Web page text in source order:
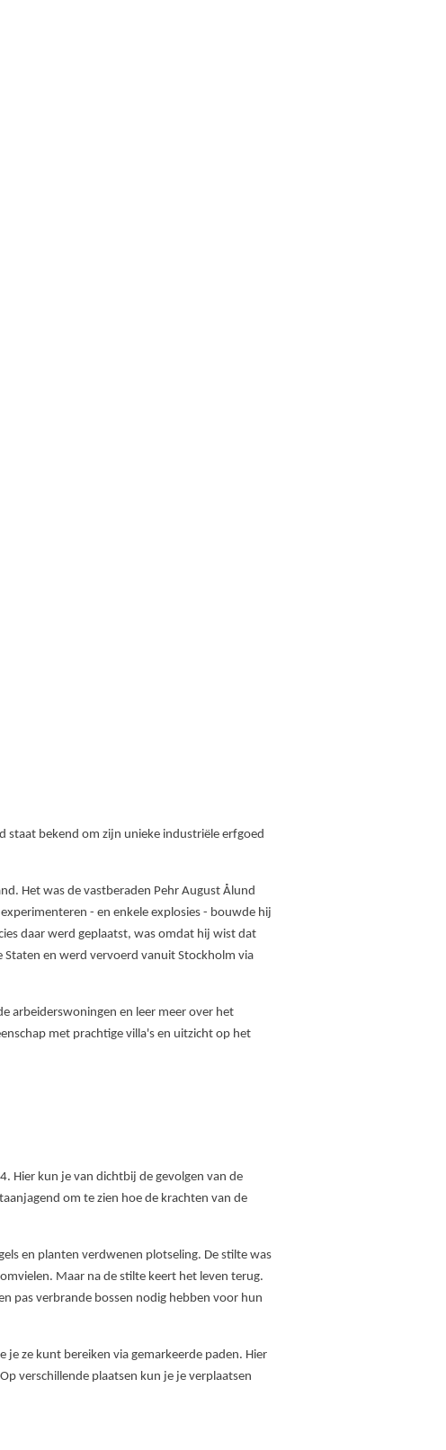
staat bekend om zijn unieke industriële erfgoed
Het was de vastberaden Pehr August Ålund
- en enkele explosies - bouwde hij
daar werd geplaatst, was omdat hij wist dat
Staten en werd vervoerd vanuit Stockholm via
arbeiderswoningen en leer meer over het
met prachtige villa's en uitzicht op het
Hier kun je van dichtbij de gevolgen van de
om te zien hoe de krachten van de
en planten verdwenen plotseling. De stilte was
Maar na de stilte keert het leven terug.
pas verbrande bossen nodig hebben voor hun
ze kunt bereiken via gemarkeerde paden. Hier
verschillende plaatsen kun je je verplaatsen